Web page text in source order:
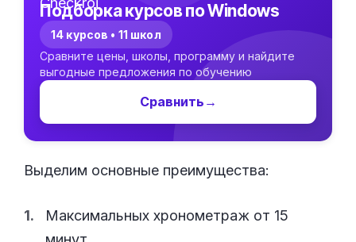
Подборка курсов по Windows
14 курсов • 11 школ
Сравните цены, школы, программу и найдите
выгодные предложения по обучению
Сравнить →
Выделим основные преимущества:
Максимальных хронометраж от 15